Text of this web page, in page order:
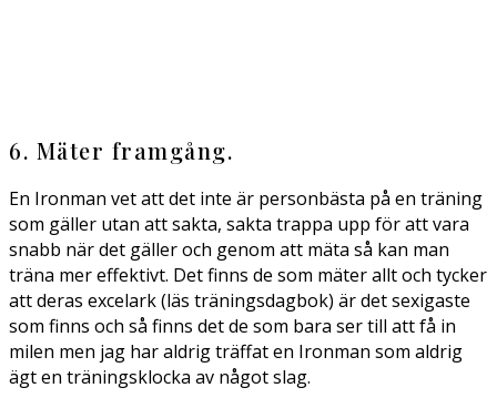
6. Mäter framgång.
En Ironman vet att det inte är personbästa på en träning
som gäller utan att sakta, sakta trappa upp för att vara
snabb när det gäller och genom att mäta så kan man
träna mer effektivt. Det finns de som mäter allt och tycker
att deras excelark (läs träningsdagbok) är det sexigaste
som finns och så finns det de som bara ser till att få in
milen men jag har aldrig träffat en Ironman som aldrig
ägt en träningsklocka av något slag.